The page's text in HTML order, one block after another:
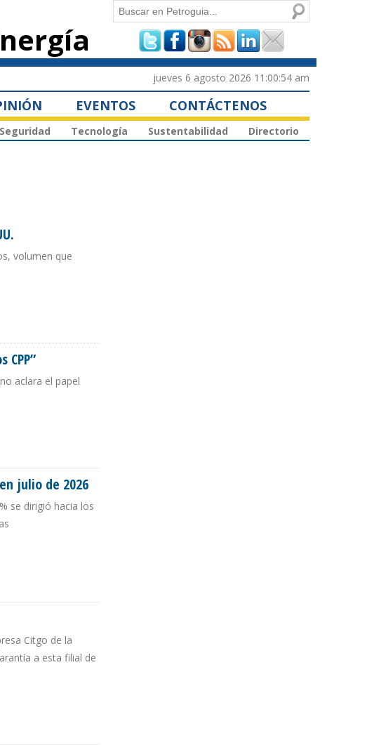
Formulario de
búsqueda
Buscar
jueves 6 agosto 2026 11:00:54 am
EVENTOS CONTÁCTENOS
Tecnología Sustentabilidad Directorio
volumen que
aclara el papel
julio de 2026
se dirigió hacia los
Citgo de la
a esta filial de